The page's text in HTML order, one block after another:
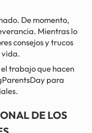
De momento,
Mientras lo
consejos y trucos
trabajo que hacen
para
DE LOS